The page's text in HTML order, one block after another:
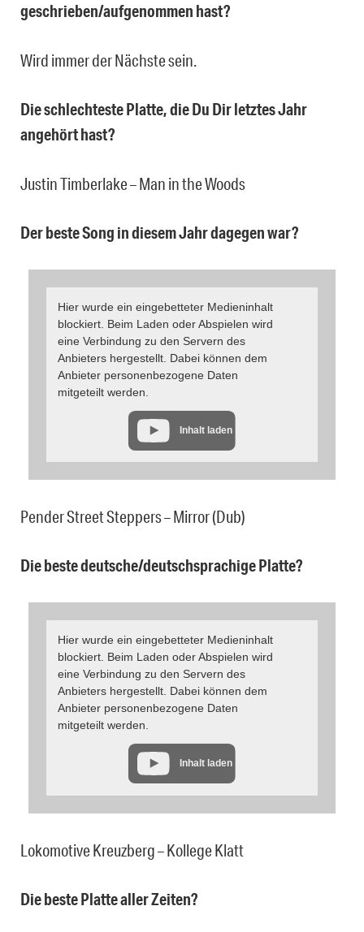
geschrieben/aufgenommen hast?
Wird immer der Nächste sein.
Die schlechteste Platte, die Du Dir letztes Jahr
angehört hast?
Justin Timberlake – Man in the Woods
Der beste Song in diesem Jahr dagegen war?
Hier wurde ein eingebetteter Medieninhalt
blockiert. Beim Laden oder Abspielen wird
eine Verbindung zu den Servern des
Anbieters hergestellt. Dabei können dem
Anbieter personenbezogene Daten
mitgeteilt werden.
Inhalt laden
Pender Street Steppers – Mirror (Dub)
Die beste deutsche/deutschsprachige Platte?
Hier wurde ein eingebetteter Medieninhalt
blockiert. Beim Laden oder Abspielen wird
eine Verbindung zu den Servern des
Anbieters hergestellt. Dabei können dem
Anbieter personenbezogene Daten
mitgeteilt werden.
Inhalt laden
Lokomotive Kreuzberg – Kollege Klatt
Die beste Platte aller Zeiten?